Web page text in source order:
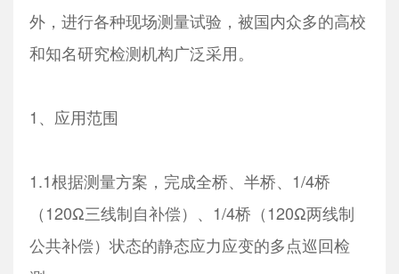
外，进行各种现场测量试验，被国内众多的高校
和知名研究检测机构广泛采用。
1、应用范围
1.1根据测量方案，完成全桥、半桥、1/4桥
（120Ω三线制自补偿）、1/4桥（120Ω两线制
公共补偿）状态的静态应力应变的多点巡回检